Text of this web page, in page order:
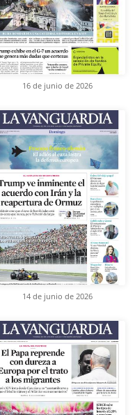
16 de junio de 2026
14 de junio de 2026